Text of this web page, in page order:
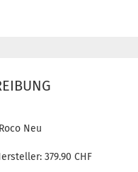
Neu
379.90 CHF